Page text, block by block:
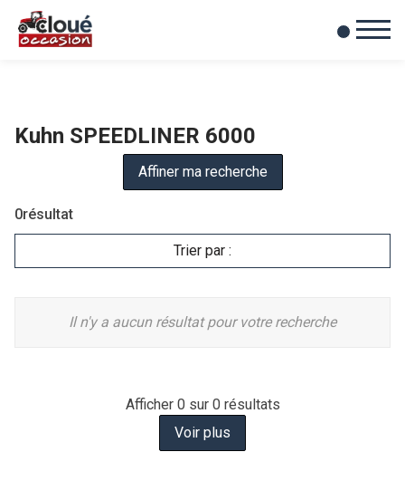
Mes favoris
0
Kuhn SPEEDLINER 6000
0résultat
Trier par :
Affiner ma recherche
Il n'y a aucun résultat pour votre recherche
Afficher 0 sur 0 résultats
Voir plus